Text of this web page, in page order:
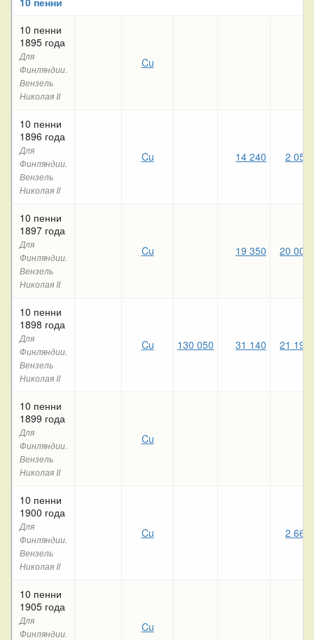
10 пенни
1895 года
Для
Финляндии.
Вензель
Николая II
Cu
10 пенни
1896 года
Для
Финляндии.
Вензель
Николая II
Cu 14 240 2 050
10 пенни
1897 года
Для
Финляндии.
Вензель
Николая II
Cu 19 350 20 000
10 пенни
1898 года
Для
Финляндии.
Вензель
Николая II
Cu 130 050 31 140 21 190
10 пенни
1899 года
Для
Финляндии.
Вензель
Николая II
Cu
10 пенни
1900 года
Для
Финляндии.
Вензель
Николая II
Cu 2 660
10 пенни
1905 года
Для
Финляндии.
Cu